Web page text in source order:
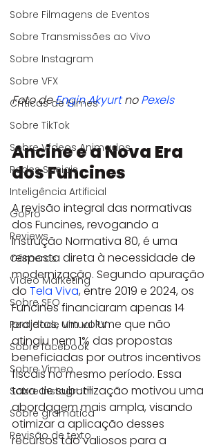
Sobre Filmagens de Eventos
Sobre Transmissões ao Vivo
Sobre Instagram
Sobre VFX
Críticas de Filmes
Sobre TikTok
Sobre Vídeos Animados
Redes Sociais
Inteligência Artificial
GoPro
Reviews
Câmeras
Vídeo Marketing
Sobre SEO
Realidade Virtual RV
Sobre facebook
Sobre Vimeo
Sobre instagram
Sobre gramática
Revisão de texto
Foto de Engin Akyurt no Pexels
Ancine e a Nova Era
dos Funcines
A revisão integral das normativas
dos Funcines, revogando a
Instrução Normativa 80, é uma
resposta direta à necessidade de
modernização. Segundo apuração
do Tela Viva, entre 2019 e 2024, os
Funcines financiaram apenas 14
projetos, um volume que não
atingiu nem 1% das propostas
beneficiadas por outros incentivos
fiscais no mesmo período. Essa
taxa de subutilização motivou uma
abordagem mais ampla, visando
otimizar a aplicação desses
recursos tão valiosos para a